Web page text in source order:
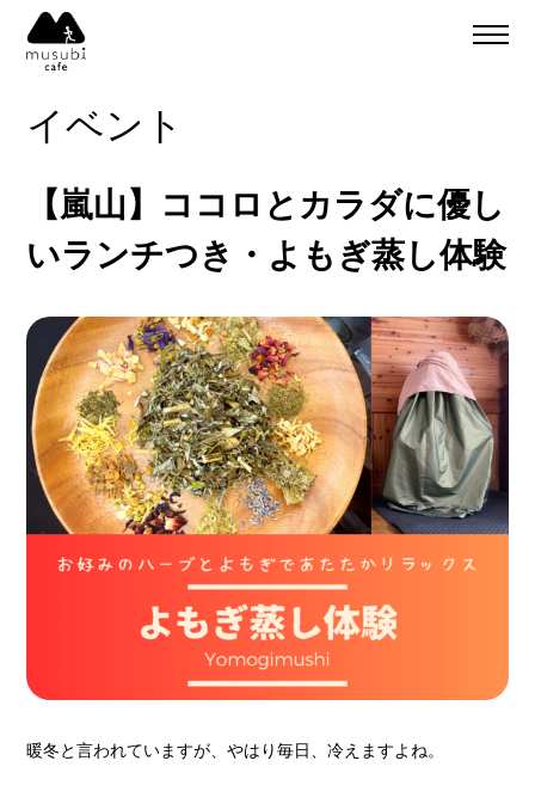
イベント
musubi
嵐山
sweets factory
ご予約＆リクエスト
Company
イベント
【嵐山】ココロとカラダに優し
いランチつき・よもぎ蒸し体験
暖冬と言われていますが、やはり毎日、冷えますよね。